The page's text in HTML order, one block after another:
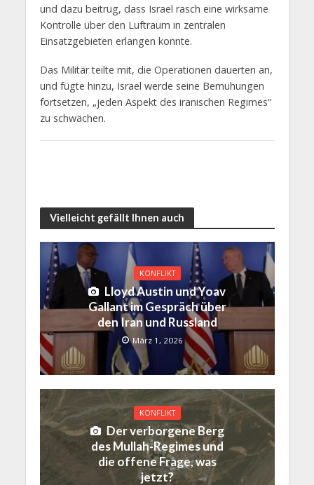
und dazu beitrug, dass Israel rasch eine wirksame
Kontrolle über den Luftraum in zentralen
Einsatzgebieten erlangen konnte.
Das Militär teilte mit, die Operationen dauerten an,
und fügte hinzu, Israel werde seine Bemühungen
fortsetzen, „jeden Aspekt des iranischen Regimes“
zu schwächen.
Vielleicht gefällt Ihnen auch
KONFLIKT
Lloyd Austin und Yoav
Gallant im Gespräch über
den Iran und Russland
März 1, 2026
KONFLIKT
Der verborgene Berg
des Mullah-Regimes und
die offene Frage, was
jetzt?